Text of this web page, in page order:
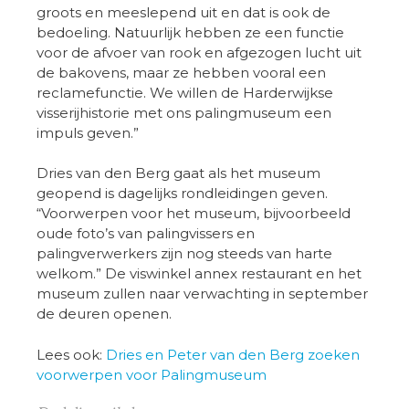
groots en meeslepend uit en dat is ook de
bedoeling. Natuurlijk hebben ze een functie
voor de afvoer van rook en afgezogen lucht uit
de bakovens, maar ze hebben vooral een
reclamefunctie. We willen de Harderwijkse
visserijhistorie met ons palingmuseum een
impuls geven.”
Dries van den Berg gaat als het museum
geopend is dagelijks rondleidingen geven.
“Voorwerpen voor het museum, bijvoorbeeld
oude foto’s van palingvissers en
palingverwerkers zijn nog steeds van harte
welkom.” De viswinkel annex restaurant en het
museum zullen naar verwachting in september
de deuren openen.
Lees ook: Dries en Peter van den Berg zoeken
voorwerpen voor Palingmuseum